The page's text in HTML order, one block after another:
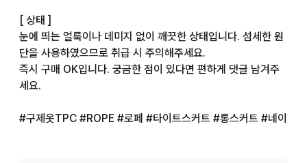
[ 상태 ]
눈에 띄는 얼룩이나 데미지 없이 깨끗한 상태입니다. 섬세한 원
단을 사용하였으므로 취급 시 주의해주세요.
즉시 구매 OK입니다. 궁금한 점이 있다면 편하게 댓글 남겨주
세요.
#구제옷TPC #ROPE #로페 #타이트스커트 #롱스커트 #네이